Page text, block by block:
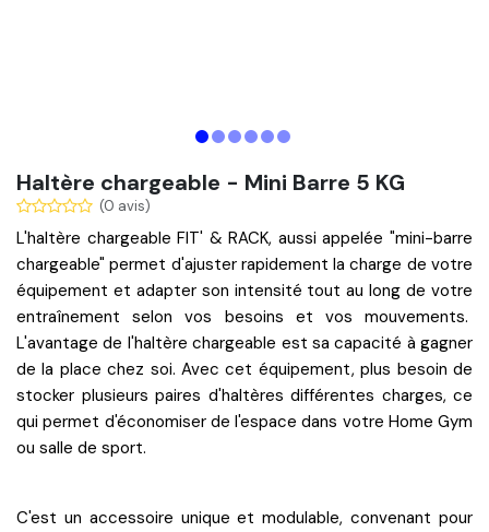
Haltère chargeable - Mini Barre 5 KG
(0 avis)
L'haltère chargeable FIT' & RACK, aussi appelée "mini-barre
chargeable" permet d'ajuster rapidement la charge de votre
équipement et adapter son intensité tout au long de votre
entraînement selon vos besoins et vos mouvements.
L'avantage de l'haltère chargeable est sa capacité à gagner
de la place chez soi. Avec cet équipement, plus besoin de
stocker plusieurs paires d'haltères différentes charges, ce
qui permet d'économiser de l'espace dans votre Home Gym
ou salle de sport.
C'est un accessoire unique et modulable, convenant pour